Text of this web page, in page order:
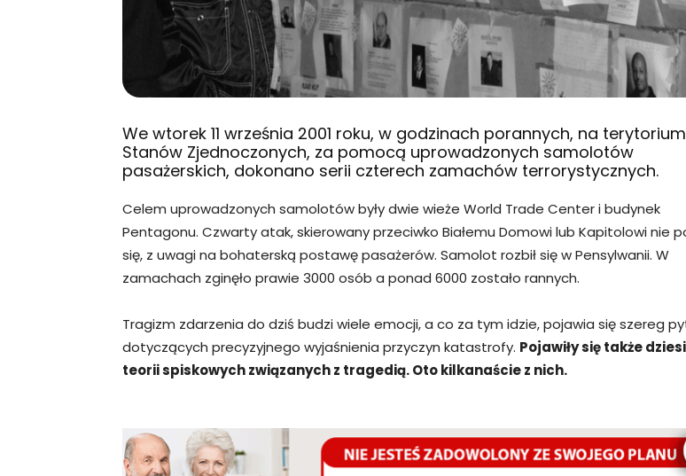
We wtorek 11 września 2001 roku, w godzinach porannych, na terytorium
Stanów Zjednoczonych, za pomocą uprowadzonych samolotów
pasażerskich, dokonano serii czterech zamachów terrorystycznych.
Celem uprowadzonych samolotów były dwie wieże World Trade Center i budynek
Pentagonu. Czwarty atak, skierowany przeciwko Białemu Domowi lub Kapitolowi nie
się, z uwagi na bohaterską postawę pasażerów. Samolot rozbił się w Pensylwanii. W
zamachach zginęło prawie 3000 osób a ponad 6000 zostało rannych.
Tragizm zdarzenia do dziś budzi wiele emocji, a co za tym idzie, pojawia się szereg
dotyczących precyzyjnego wyjaśnienia przyczyn katastrofy. Pojawiły się także
teorii spiskowych związanych z tragedią. Oto kilkanaście z nich.